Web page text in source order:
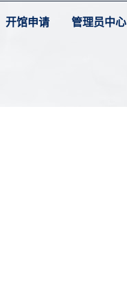
开馆申请 管理员中心